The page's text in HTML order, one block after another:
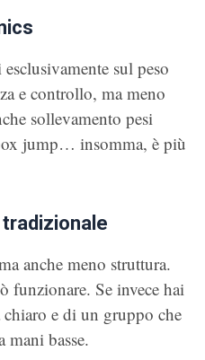
sul peso
e controllo, ma meno
sollevamento pesi
jump… insomma, è più
anche meno struttura.
funzionare. Se invece hai
e di un gruppo che
basse.